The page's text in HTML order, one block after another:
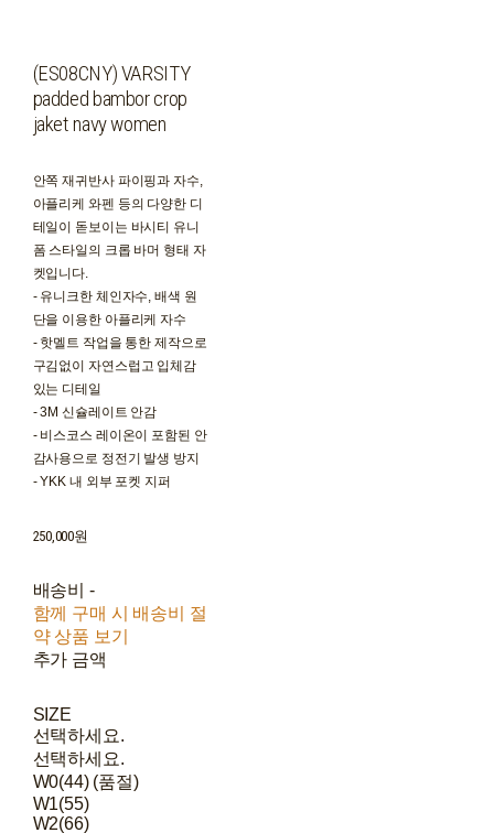
(ES08CNY) VARSITY
padded bambor crop
jaket navy women
안쪽 재귀반사 파이핑과 자수,
아플리케 와펜 등의 다양한 디
테일이 돋보이는 바시티 유니
폼 스타일의 크롭 바머 형태 자
켓입니다.
- 유니크한 체인자수, 배색 원
단을 이용한 아플리케 자수
- 핫멜트 작업을 통한 제작으로
구김없이 자연스럽고 입체감
있는 디테일
- 3M 신슐레이트 안감
- 비스코스 레이온이 포함된 안
감사용으로 정전기 발생 방지
- YKK 내 외부 포켓 지퍼
250,000원
배송비 -
함께 구매 시 배송비 절
약 상품 보기
추가 금액
SIZE
선택하세요.
선택하세요.
W0(44) (품절)
W1(55)
W2(66)